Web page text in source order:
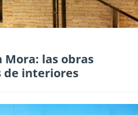
Mora: las obras
de interiores